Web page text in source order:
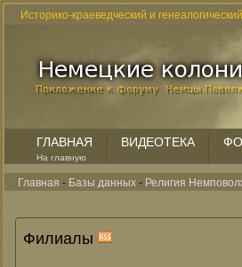
Историко-краеведческий и
ГЛАВНАЯ
На главную
ВИДЕОТЕКА
Главная - Базы данных- Религия
Филиалы